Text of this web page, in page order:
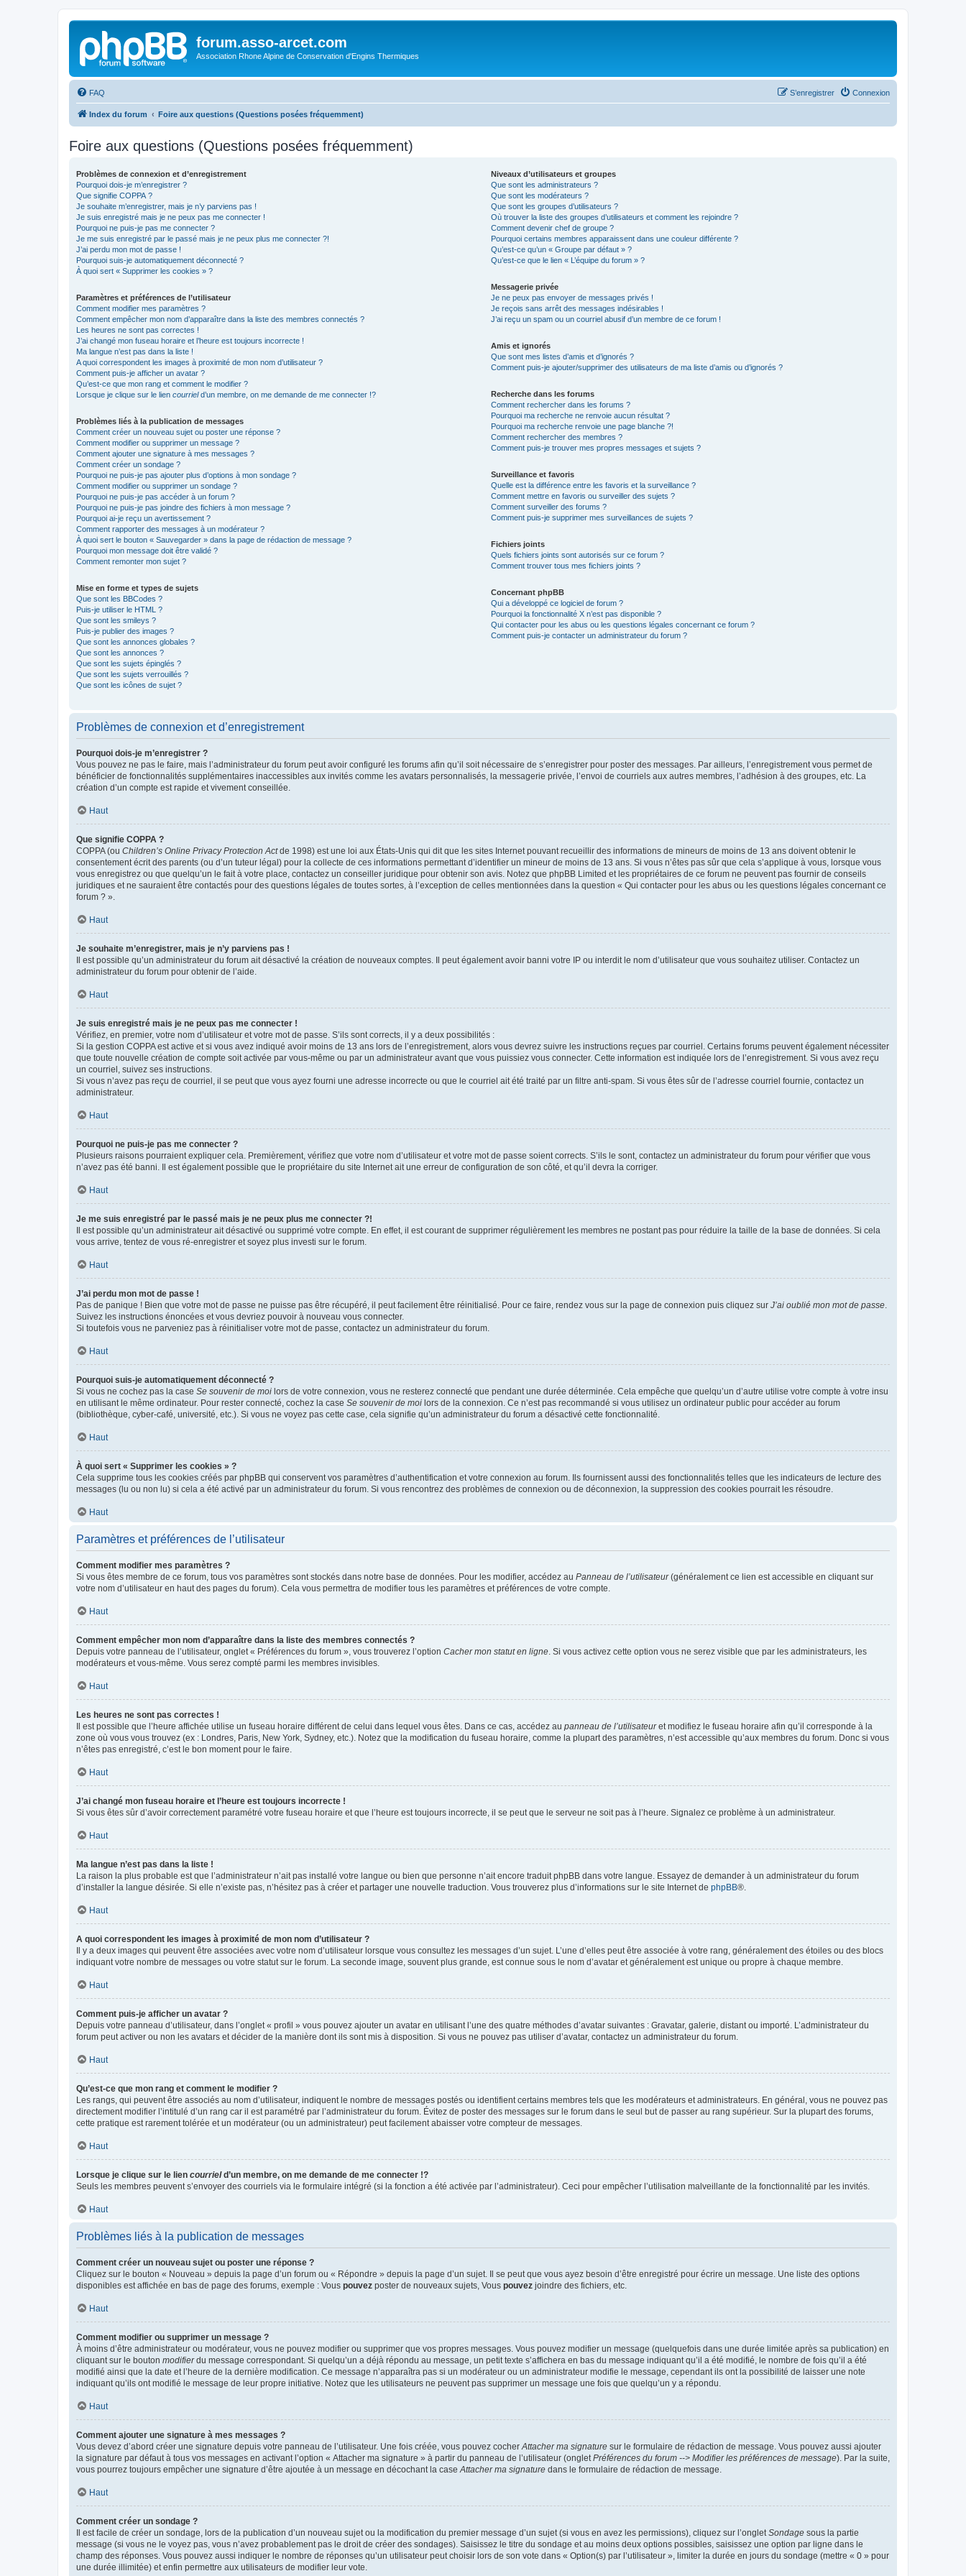
forum.asso-arcet.com
Association Rhone Alpine de Conservation d'Engins Thermiques
FAQ Connexion
S’enregistrer
Index du forum Foire aux questions (Questions posées fréquemment)
Foire aux questions (Questions posées fréquemment)
Problèmes de connexion et d’enregistrement
Pourquoi dois-je m’enregistrer ?
Que signifie COPPA ?
Je souhaite m’enregistrer, mais je n’y parviens pas !
Je suis enregistré mais je ne peux pas me connecter !
Pourquoi ne puis-je pas me connecter ?
Je me suis enregistré par le passé mais je ne peux plus me connecter ?!
J’ai perdu mon mot de passe !
Pourquoi suis-je automatiquement déconnecté ?
À quoi sert « Supprimer les cookies » ?
Paramètres et préférences de l’utilisateur
Comment modifier mes paramètres ?
Comment empêcher mon nom d’apparaître dans la liste des membres connectés ?
Les heures ne sont pas correctes !
J’ai changé mon fuseau horaire et l’heure est toujours incorrecte !
Ma langue n’est pas dans la liste !
A quoi correspondent les images à proximité de mon nom d’utilisateur ?
Comment puis-je afficher un avatar ?
Qu’est-ce que mon rang et comment le modifier ?
Lorsque je clique sur le lien courrield’un membre, on me demande de me connecter !?
Problèmes liés à la publication de messages
Comment créer un nouveau sujet ou poster une réponse ?
Comment modifier ou supprimer un message ?
Comment ajouter une signature à mes messages ?
Comment créer un sondage ?
Pourquoi ne puis-je pas ajouter plus d’options à mon sondage ?
Comment modifier ou supprimer un sondage ?
Pourquoi ne puis-je pas accéder à un forum ?
Pourquoi ne puis-je pas joindre des fichiers à mon message ?
Pourquoi ai-je reçu un avertissement ?
Comment rapporter des messages à un modérateur ?
À quoi sert le bouton « Sauvegarder » dans la page de rédaction de message ?
Pourquoi mon message doit être validé ?
Comment remonter mon sujet ?
Mise en forme et types de sujets
Que sont les BBCodes ?
Puis-je utiliser le HTML ?
Que sont les smileys ?
Puis-je publier des images ?
Que sont les annonces globales ?
Que sont les annonces ?
Que sont les sujets épinglés ?
Que sont les sujets verrouillés ?
Que sont les icônes de sujet ?
Niveaux d’utilisateurs et groupes
Que sont les administrateurs ?
Que sont les modérateurs ?
Que sont les groupes d’utilisateurs ?
Où trouver la liste des groupes d’utilisateurs et comment les rejoindre ?
Comment devenir chef de groupe ?
Pourquoi certains membres apparaissent dans une couleur différente ?
Qu’est-ce qu’un « Groupe par défaut » ?
Qu’est-ce que le lien « L’équipe du forum » ?
Messagerie privée
Je ne peux pas envoyer de messages privés !
Je reçois sans arrêt des messages indésirables !
J’ai reçu un spam ou un courriel abusif d’un membre de ce forum !
Amis et ignorés
Que sont mes listes d’amis et d’ignorés ?
Comment puis-je ajouter/supprimer des utilisateurs de ma liste d’amis ou d’ignorés ?
Recherche dans les forums
Comment rechercher dans les forums ?
Pourquoi ma recherche ne renvoie aucun résultat ?
Pourquoi ma recherche renvoie une page blanche ?!
Comment rechercher des membres ?
Comment puis-je trouver mes propres messages et sujets ?
Surveillance et favoris
Quelle est la différence entre les favoris et la surveillance ?
Comment mettre en favoris ou surveiller des sujets ?
Comment surveiller des forums ?
Comment puis-je supprimer mes surveillances de sujets ?
Fichiers joints
Quels fichiers joints sont autorisés sur ce forum ?
Comment trouver tous mes fichiers joints ?
Concernant phpBB
Qui a développé ce logiciel de forum ?
Pourquoi la fonctionnalité X n’est pas disponible ?
Qui contacter pour les abus ou les questions légales concernant ce forum ?
Comment puis-je contacter un administrateur du forum ?
Problèmes de connexion et d’enregistrement
Pourquoi dois-je m’enregistrer ?
Vous pouvez ne pas le faire, mais l’administrateur du forum peut avoir configuré les forums afin qu’il soit nécessaire de s’enregistrer pour poster des messages. Par ailleurs, l’enregistrement vous permet de
bénéficier de fonctionnalités supplémentaires inaccessibles aux invités comme les avatars personnalisés, la messagerie privée, l’envoi de courriels aux autres membres, l’adhésion à des groupes, etc. La
création d’un compte est rapide et vivement conseillée.
Haut
Que signifie COPPA ?
COPPA (ou Children’s Online Privacy Protection Actde 1998) est une loi aux États-Unis qui dit que les sites Internet pouvant recueillir des informations de mineurs de moins de 13 ans doivent obtenir le
consentement écrit des parents (ou d’un tuteur légal) pour la collecte de ces informations permettant d’identifier un mineur de moins de 13 ans. Si vous n’êtes pas sûr que cela s’applique à vous, lorsque vous
vous enregistrez ou que quelqu’un le fait à votre place, contactez un conseiller juridique pour obtenir son avis. Notez que phpBB Limited et les propriétaires de ce forum ne peuvent pas fournir de conseils
juridiques et ne sauraient être contactés pour des questions légales de toutes sortes, à l’exception de celles mentionnées dans la question « Qui contacter pour les abus ou les questions légales concernant ce
forum ? ».
Haut
Je souhaite m’enregistrer, mais je n’y parviens pas !
Il est possible qu’un administrateur du forum ait désactivé la création de nouveaux comptes. Il peut également avoir banni votre IP ou interdit le nom d’utilisateur que vous souhaitez utiliser. Contactez un
administrateur du forum pour obtenir de l’aide.
Haut
Je suis enregistré mais je ne peux pas me connecter !
Vérifiez, en premier, votre nom d’utilisateur et votre mot de passe. S’ils sont corrects, il y a deux possibilités :
Si la gestion COPPA est active et si vous avez indiqué avoir moins de 13 ans lors de l’enregistrement, alors vous devrez suivre les instructions reçues par courriel. Certains forums peuvent également nécessiter
que toute nouvelle création de compte soit activée par vous-même ou par un administrateur avant que vous puissiez vous connecter. Cette information est indiquée lors de l’enregistrement. Si vous avez reçu
un courriel, suivez ses instructions.
Si vous n’avez pas reçu de courriel, il se peut que vous ayez fourni une adresse incorrecte ou que le courriel ait été traité par un filtre anti-spam. Si vous êtes sûr de l’adresse courriel fournie, contactez un
administrateur.
Haut
Pourquoi ne puis-je pas me connecter ?
Plusieurs raisons pourraient expliquer cela. Premièrement, vérifiez que votre nom d’utilisateur et votre mot de passe soient corrects. S’ils le sont, contactez un administrateur du forum pour vérifier que vous
n’avez pas été banni. Il est également possible que le propriétaire du site Internet ait une erreur de configuration de son côté, et qu’il devra la corriger.
Haut
Je me suis enregistré par le passé mais je ne peux plus me connecter ?!
Il est possible qu’un administrateur ait désactivé ou supprimé votre compte. En effet, il est courant de supprimer régulièrement les membres ne postant pas pour réduire la taille de la base de données. Si cela
vous arrive, tentez de vous ré-enregistrer et soyez plus investi sur le forum.
Haut
J’ai perdu mon mot de passe !
Pas de panique ! Bien que votre mot de passe ne puisse pas être récupéré, il peut facilement être réinitialisé. Pour ce faire, rendez vous sur la page de connexion puis cliquez sur J’ai oublié mon mot de passe
Suivez les instructions énoncées et vous devriez pouvoir à nouveau vous connecter.
Si toutefois vous ne parveniez pas à réinitialiser votre mot de passe, contactez un administrateur du forum.
Haut
Pourquoi suis-je automatiquement déconnecté ?
Si vous ne cochez pas la case Se souvenir de moi lors de votre connexion, vous ne resterez connecté que pendant une durée déterminée. Cela empêche que quelqu’un d’autre utilise votre compte à votre insu
en utilisant le même ordinateur. Pour rester connecté, cochez la case Se souvenir de moi lors de la connexion. Ce n’est pas recommandé si vous utilisez un ordinateur public pour accéder au forum
(bibliothèque, cyber-café, université, etc.). Si vous ne voyez pas cette case, cela signifie qu’un administrateur du forum a désactivé cette fonctionnalité.
Haut
À quoi sert « Supprimer les cookies » ?
Cela supprime tous les cookies créés par phpBB qui conservent vos paramètres d’authentification et votre connexion au forum. Ils fournissent aussi des fonctionnalités telles que les indicateurs de lecture des
messages (lu ou non lu) si cela a été activé par un administrateur du forum. Si vous rencontrez des problèmes de connexion ou de déconnexion, la suppression des cookies pourrait les résoudre.
Haut
Paramètres et préférences de l’utilisateur
Comment modifier mes paramètres ?
Si vous êtes membre de ce forum, tous vos paramètres sont stockés dans notre base de données. Pour les modifier, accédez au Panneau de l’utilisateur(généralement ce lien est accessible en cliquant sur
votre nom d’utilisateur en haut des pages du forum). Cela vous permettra de modifier tous les paramètres et préférences de votre compte.
Haut
Comment empêcher mon nom d’apparaître dans la liste des membres connectés ?
Depuis votre panneau de l’utilisateur, onglet « Préférences du forum », vous trouverez l’option Cacher mon statut en ligne . Si vous activez cette option vous ne serez visible que par les administrateurs, les
modérateurs et vous-même. Vous serez compté parmi les membres invisibles.
Haut
Les heures ne sont pas correctes !
Il est possible que l’heure affichée utilise un fuseau horaire différent de celui dans lequel vous êtes. Dans ce cas, accédez au panneau de l’utilisateuret modifiez le fuseau horaire afin qu’il corresponde à la
zone où vous vous trouvez (ex : Londres, Paris, New York, Sydney, etc.). Notez que la modification du fuseau horaire, comme la plupart des paramètres, n’est accessible qu’aux membres du forum. Donc si vous
n’êtes pas enregistré, c’est le bon moment pour le faire.
Haut
J’ai changé mon fuseau horaire et l’heure est toujours incorrecte !
Si vous êtes sûr d’avoir correctement paramétré votre fuseau horaire et que l’heure est toujours incorrecte, il se peut que le serveur ne soit pas à l’heure. Signalez ce problème à un administrateur.
Haut
Ma langue n’est pas dans la liste !
La raison la plus probable est que l’administrateur n’ait pas installé votre langue ou bien que personne n’ait encore traduit phpBB dans votre langue. Essayez de demander à un administrateur du forum
d’installer la langue désirée. Si elle n’existe pas, n’hésitez pas à créer et partager une nouvelle traduction. Vous trouverez plus d’informations sur le site Internet de phpBB®.
Haut
A quoi correspondent les images à proximité de mon nom d’utilisateur ?
Il y a deux images qui peuvent être associées avec votre nom d’utilisateur lorsque vous consultez les messages d’un sujet. L’une d’elles peut être associée à votre rang, généralement des étoiles ou des blocs
indiquant votre nombre de messages ou votre statut sur le forum. La seconde image, souvent plus grande, est connue sous le nom d’avatar et généralement est unique ou propre à chaque membre.
Haut
Comment puis-je afficher un avatar ?
Depuis votre panneau d’utilisateur, dans l’onglet « profil » vous pouvez ajouter un avatar en utilisant l’une des quatre méthodes d’avatar suivantes : Gravatar, galerie, distant ou importé. L’administrateur du
forum peut activer ou non les avatars et décider de la manière dont ils sont mis à disposition. Si vous ne pouvez pas utiliser d’avatar, contactez un administrateur du forum.
Haut
Qu’est-ce que mon rang et comment le modifier ?
Les rangs, qui peuvent être associés au nom d’utilisateur, indiquent le nombre de messages postés ou identifient certains membres tels que les modérateurs et administrateurs. En général, vous ne pouvez pas
directement modifier l’intitulé d’un rang car il est paramétré par l’administrateur du forum. Évitez de poster des messages sur le forum dans le seul but de passer au rang supérieur. Sur la plupart des forums,
cette pratique est rarement tolérée et un modérateur (ou un administrateur) peut facilement abaisser votre compteur de messages.
Haut
Lorsque je clique sur le lien courrield’un membre, on me demande de me connecter !?
Seuls les membres peuvent s’envoyer des courriels via le formulaire intégré (si la fonction a été activée par l’administrateur). Ceci pour empêcher l’utilisation malveillante de la fonctionnalité par les invités.
Haut
Problèmes liés à la publication de messages
Comment créer un nouveau sujet ou poster une réponse ?
Cliquez sur le bouton « Nouveau » depuis la page d’un forum ou « Répondre » depuis la page d’un sujet. Il se peut que vous ayez besoin d’être enregistré pour écrire un message. Une liste des options
disponibles est affichée en bas de page des forums, exemple : Vous pouvez poster de nouveaux sujets, Vous pouvez joindre des fichiers, etc.
Haut
Comment modifier ou supprimer un message ?
À moins d’être administrateur ou modérateur, vous ne pouvez modifier ou supprimer que vos propres messages. Vous pouvez modifier un message (quelquefois dans une durée limitée après sa publication) en
cliquant sur le bouton modifierdu message correspondant. Si quelqu’un a déjà répondu au message, un petit texte s’affichera en bas du message indiquant qu’il a été modifié, le nombre de fois qu’il a été
modifié ainsi que la date et l’heure de la dernière modification. Ce message n’apparaîtra pas si un modérateur ou un administrateur modifie le message, cependant ils ont la possibilité de laisser une note
indiquant qu’ils ont modifié le message de leur propre initiative. Notez que les utilisateurs ne peuvent pas supprimer un message une fois que quelqu’un y a répondu.
Haut
Comment ajouter une signature à mes messages ?
Vous devez d’abord créer une signature depuis votre panneau de l’utilisateur. Une fois créée, vous pouvez cocher Attacher ma signature sur le formulaire de rédaction de message. Vous pouvez aussi ajouter
la signature par défaut à tous vos messages en activant l’option « Attacher ma signature » à partir du panneau de l’utilisateur (onglet Préférences du forum --> Modifier les préférences de message). Par la suite,
vous pourrez toujours empêcher une signature d’être ajoutée à un message en décochant la case Attacher ma signature dans le formulaire de rédaction de message.
Haut
Comment créer un sondage ?
Il est facile de créer un sondage, lors de la publication d’un nouveau sujet ou la modification du premier message d’un sujet (si vous en avez les permissions), cliquez sur l’onglet Sondage sous la partie
message (si vous ne le voyez pas, vous n’avez probablement pas le droit de créer des sondages). Saisissez le titre du sondage et au moins deux options possibles, saisissez une option par ligne dans le
champ des réponses. Vous pouvez aussi indiquer le nombre de réponses qu’un utilisateur peut choisir lors de son vote dans « Option(s) par l’utilisateur », limiter la durée en jours du sondage (mettre « 0 » pour
une durée illimitée) et enfin permettre aux utilisateurs de modifier leur vote.